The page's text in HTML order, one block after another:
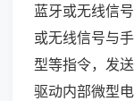
蓝牙或无线信
或无线信号与
型等指令，发
驱动内部微型